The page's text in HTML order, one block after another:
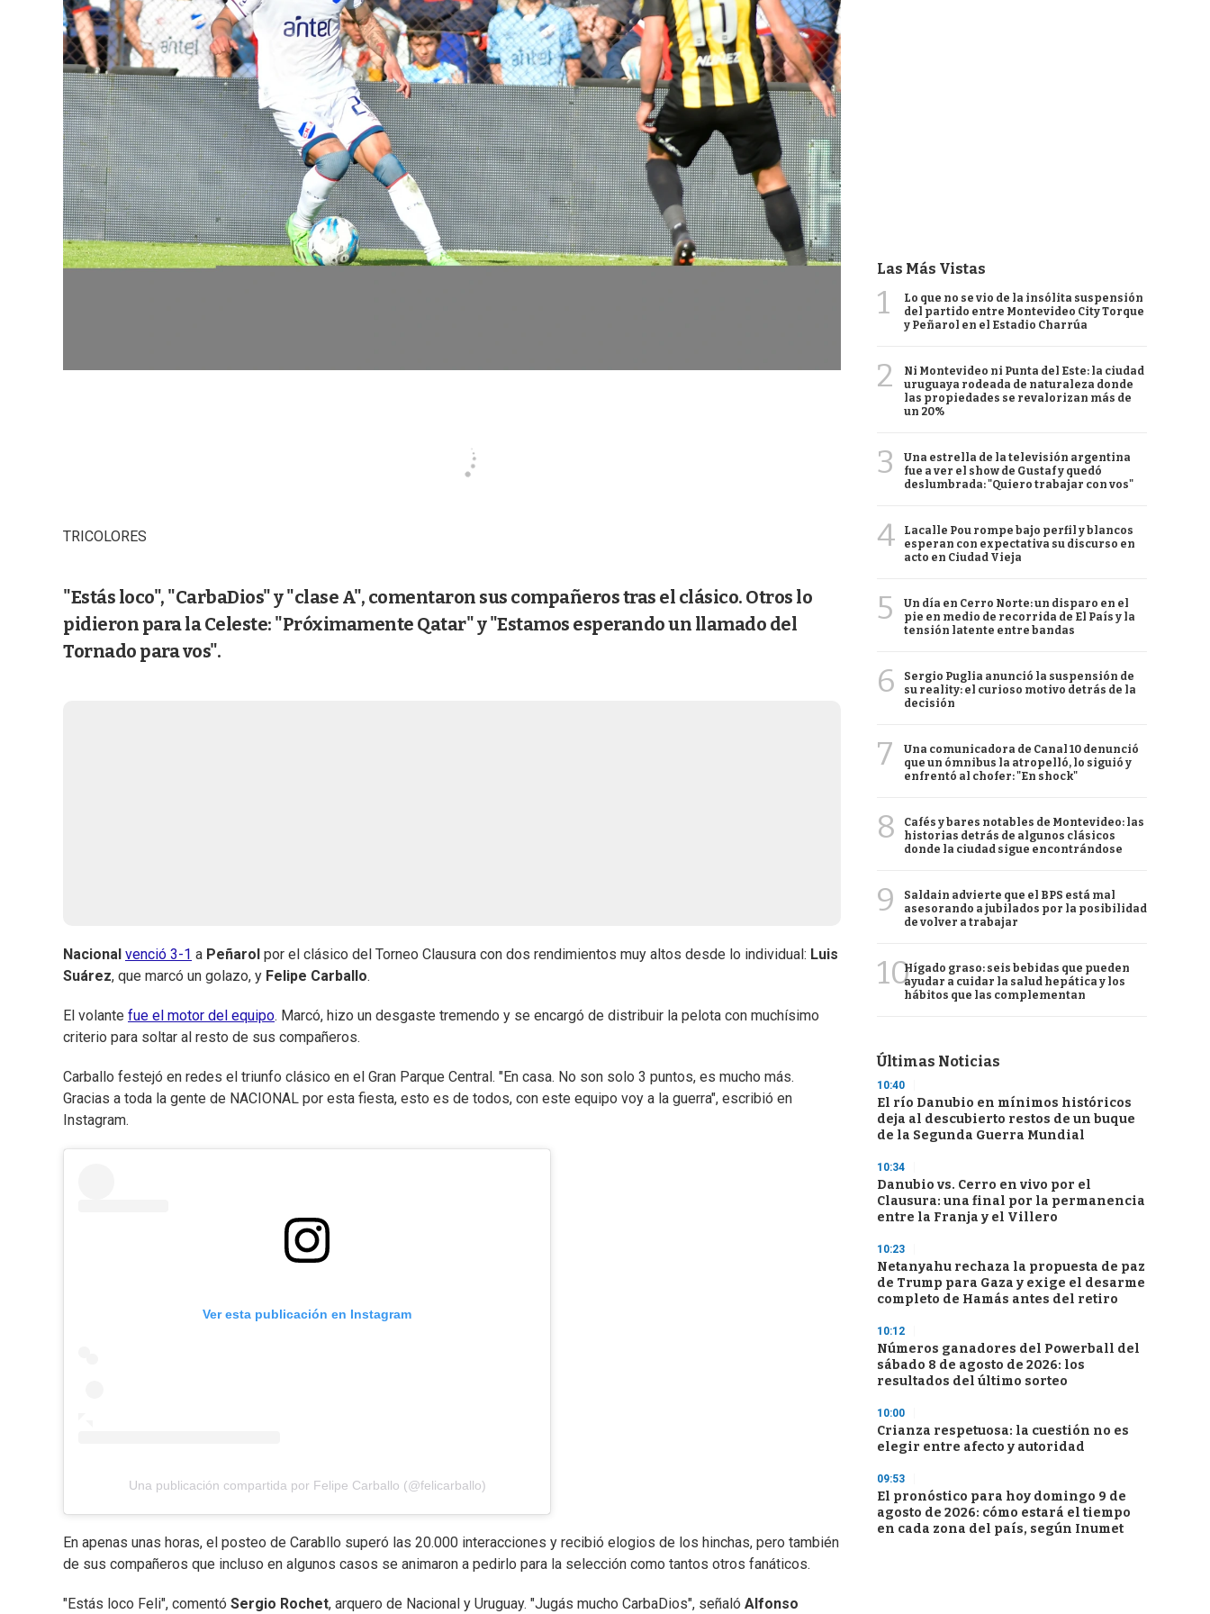
TRICOLORES
"Estás loco", "CarbaDios" y "clase A", comentaron sus compañeros tras el clásico. Otros lo
pidieron para la Celeste: "Próximamente Qatar" y "Estamos esperando un llamado del
Tornado para vos".
Nacional venció 3-1 a Peñarol por el clásico del Torneo Clausura con dos rendimientos muy altos desde lo individual: Luis
Suárez, que marcó un golazo, y Felipe Carballo.
El volante fue el motor del equipo. Marcó, hizo un desgaste tremendo y se encargó de distribuir la pelota con muchísimo
criterio para soltar al resto de sus compañeros.
Carballo festejó en redes el triunfo clásico en el Gran Parque Central. "En casa. No son solo 3 puntos, es mucho más.
Gracias a toda la gente de NACIONAL por esta fiesta, esto es de todos, con este equipo voy a la guerra", escribió en
Instagram.
Ver esta publicación en Instagram
Una publicación compartida por Felipe Carballo (@felicarballo)
En apenas unas horas, el posteo de Carabllo superó las 20.000 interacciones y recibió elogios de los hinchas, pero también
de sus compañeros que incluso en algunos casos se animaron a pedirlo para la selección como tantos otros fanáticos.
"Estás loco Feli", comentó Sergio Rochet, arquero de Nacional y Uruguay. "Jugás mucho CarbaDios", señaló Alfonso
Las Más Vistas
1
Lo que no se vio de la insólita suspensión
del partido entre Montevideo City Torque
y Peñarol en el Estadio Charrúa
2
Ni Montevideo ni Punta del Este: la ciudad
uruguaya rodeada de naturaleza donde
las propiedades se revalorizan más de
un 20%
3
Una estrella de la televisión argentina
fue a ver el show de Gustaf y quedó
deslumbrada: "Quiero trabajar con vos"
4
Lacalle Pou rompe bajo perfil y blancos
esperan con expectativa su discurso en
acto en Ciudad Vieja
5
Un día en Cerro Norte: un disparo en el
pie en medio de recorrida de El País y la
tensión latente entre bandas
6
Sergio Puglia anunció la suspensión de
su reality: el curioso motivo detrás de la
decisión
7
Una comunicadora de Canal 10 denunció
que un ómnibus la atropelló, lo siguió y
enfrentó al chofer: "En shock"
8
Cafés y bares notables de Montevideo: las
historias detrás de algunos clásicos
donde la ciudad sigue encontrándose
9
Saldain advierte que el BPS está mal
asesorando a jubilados por la posibilidad
de volver a trabajar
10Hígado graso: seis bebidas que pueden
ayudar a cuidar la salud hepática y los
hábitos que las complementan
Últimas Noticias
10:40
El río Danubio en mínimos históricos
deja al descubierto restos de un buque
de la Segunda Guerra Mundial
10:34
Danubio vs. Cerro en vivo por el
Clausura: una final por la permanencia
entre la Franja y el Villero
10:23
Netanyahu rechaza la propuesta de paz
de Trump para Gaza y exige el desarme
completo de Hamás antes del retiro
10:12
Números ganadores del Powerball del
sábado 8 de agosto de 2026: los
resultados del último sorteo
10:00
Crianza respetuosa: la cuestión no es
elegir entre afecto y autoridad
09:53
El pronóstico para hoy domingo 9 de
agosto de 2026: cómo estará el tiempo
en cada zona del país, según Inumet